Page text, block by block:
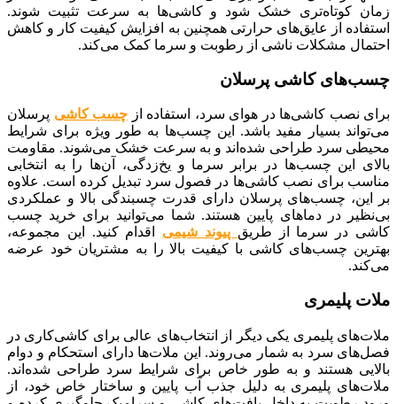
زمان کوتاه‌تری خشک شود و کاشی‌ها به سرعت تثبیت شوند.
استفاده از عایق‌های حرارتی همچنین به افزایش کیفیت کار و کاهش
احتمال مشکلات ناشی از رطوبت و سرما کمک می‌کند.
چسب‌های کاشی پرسلان
برای نصب کاشی‌ها در هوای سرد، استفاده از چسب کاشی پرسلان
می‌تواند بسیار مفید باشد. این چسب‌ها به طور ویژه برای شرایط
محیطی سرد طراحی شده‌اند و به سرعت خشک می‌شوند. مقاومت
بالای این چسب‌ها در برابر سرما و یخ‌زدگی، آن‌ها را به انتخابی
مناسب برای نصب کاشی‌ها در فصول سرد تبدیل کرده است. علاوه
بر این، چسب‌های پرسلان دارای قدرت چسبندگی بالا و عملکردی
بی‌نظیر در دماهای پایین هستند. شما می‌توانید برای خرید چسب
کاشی در سرما از طریق پیوند شیمی اقدام کنید. این مجموعه،
بهترین چسب‌های کاشی با کیفیت بالا را به مشتریان خود عرضه
می‌کند.
ملات‌ پلیمری
ملات‌های پلیمری یکی دیگر از انتخاب‌های عالی برای کاشی‌کاری در
فصل‌های سرد به شمار می‌روند. این ملات‌ها دارای استحکام و دوام
بالایی هستند و به طور خاص برای شرایط سرد طراحی شده‌اند.
ملات‌های پلیمری به دلیل جذب آب پایین و ساختار خاص خود، از